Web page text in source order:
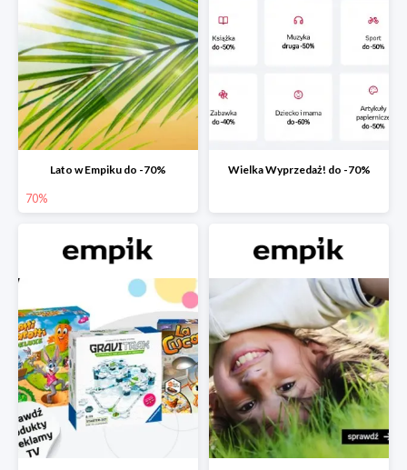
Lato w Empiku do -70%
70%
Wielka Wyprzedaż! do -70%